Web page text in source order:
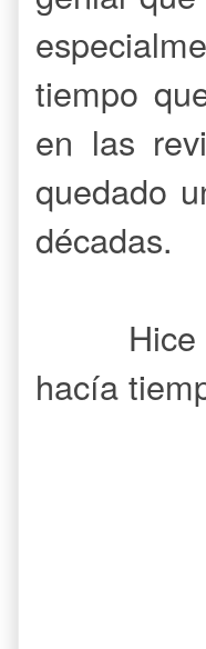
tiempo
en las
quedado
décadas.
Hice
hacía